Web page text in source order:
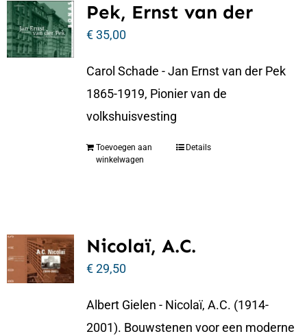
Pek, Ernst van der
€35,00
Carol Schade - Jan Ernst van der Pek
1865-1919, Pionier van de
volkshuisvesting
Toevoegen aan
winkelwagen
Details
Nicolaï, A.C.
€29,50
Albert Gielen - Nicolaï, A.C. (1914-
2001). Bouwstenen voor een moderne